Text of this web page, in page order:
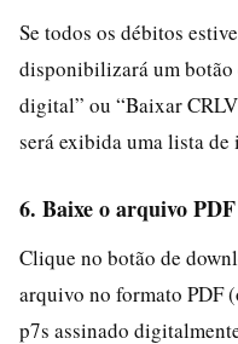
Se todos os débitos
disponibilizará um botão
digital” ou “Baixar
será exibida uma lista
6. Baixe o arquivo PDF
Clique no botão de
arquivo no formato PDF
p7s assinado